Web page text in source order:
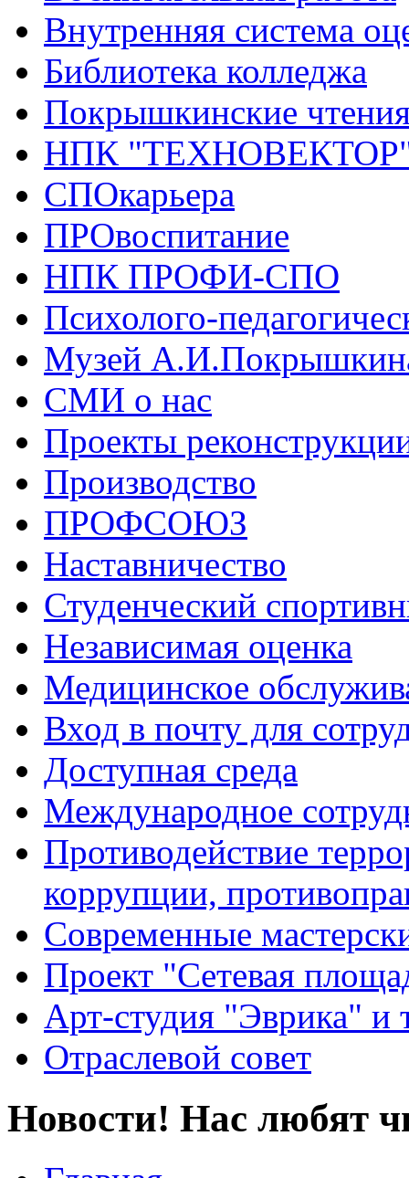
Внутренняя система
Библиотека колледжа
Покрышкинские
НПК
СПОкарьера
ПРОвоспитание
НПК ПРОФИ-СПО
Психолого-
Музей
СМИ о нас
Проекты
Производство
ПРОФСОЮЗ
Наставничество
Студенческий
Независимая оценка
Медицинское
Вход в почту для
Доступная среда
Международное
Противодействие
коррупции,
Современные
Проект "Сетевая
Арт-студия "Эврика" и
Отраслевой совет
Новости! Нас любят